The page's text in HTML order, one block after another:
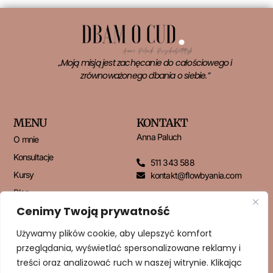
Cenimy Twoją prywatność
Używamy plików cookie, aby ulepszyć komfort
przeglądania, wyświetlać spersonalizowane reklamy i
treści oraz analizować ruch w naszej witrynie. Klikając
„Moją misją jest zachęcanie do całościowego i
zrównoważonego dbania o siebie.”
MENU
O mnie
Konsultacje
Kursy
Blog
Kontakt
KONTAKT
Anna Paluch
511 343 588
kontakt@flowbyania.com
NEWSLETTER